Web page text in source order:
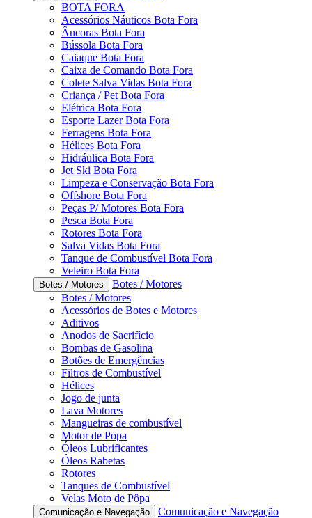
BOTA FORA
Acessórios Náuticos Bota Fora
Âncoras Bota Fora
Bússola Bota Fora
Caiaque Bota Fora
Caixa de Comando Bota Fora
Colete Salva Vidas Bota Fora
Criança / Pet Bota Fora
Elétrica Bota Fora
Esporte Lazer Bota Fora
Ferragens Bota Fora
Hélices Bota Fora
Hidráulica Bota Fora
Jet Ski Bota Fora
Limpeza e Conservação Bota Fora
Offshore Bota Fora
Peças P/ Motores Bota Fora
Pesca Bota Fora
Rotores Bota Fora
Salva Vidas Bota Fora
Tanque de Combustível Bota Fora
Veleiro Bota Fora
Botes / Motores
Botes / Motores
Botes / Motores
Acessórios de Botes e Motores
Aditivos
Anodos de Sacrifício
Bombas de Gasolina
Botões de Emergências
Filtros de Combustível
Hélices
Jogo de junta
Lava Motores
Mangueiras de combustível
Motor de Popa
Óleos Lubrificantes
Óleos Rabetas
Rotores
Tanques de Combustível
Velas Moto de Pôpa
Comunicação e Navegação
Comunicação e Navegação